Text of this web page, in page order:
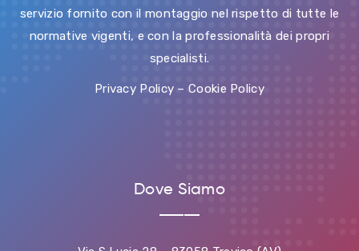
servizio fornito con il montaggio nel rispetto di tutte le
normative vigenti, e con la professionalità dei propri
specialisti.
Privacy Policy –Cookie Policy
Dove Siamo